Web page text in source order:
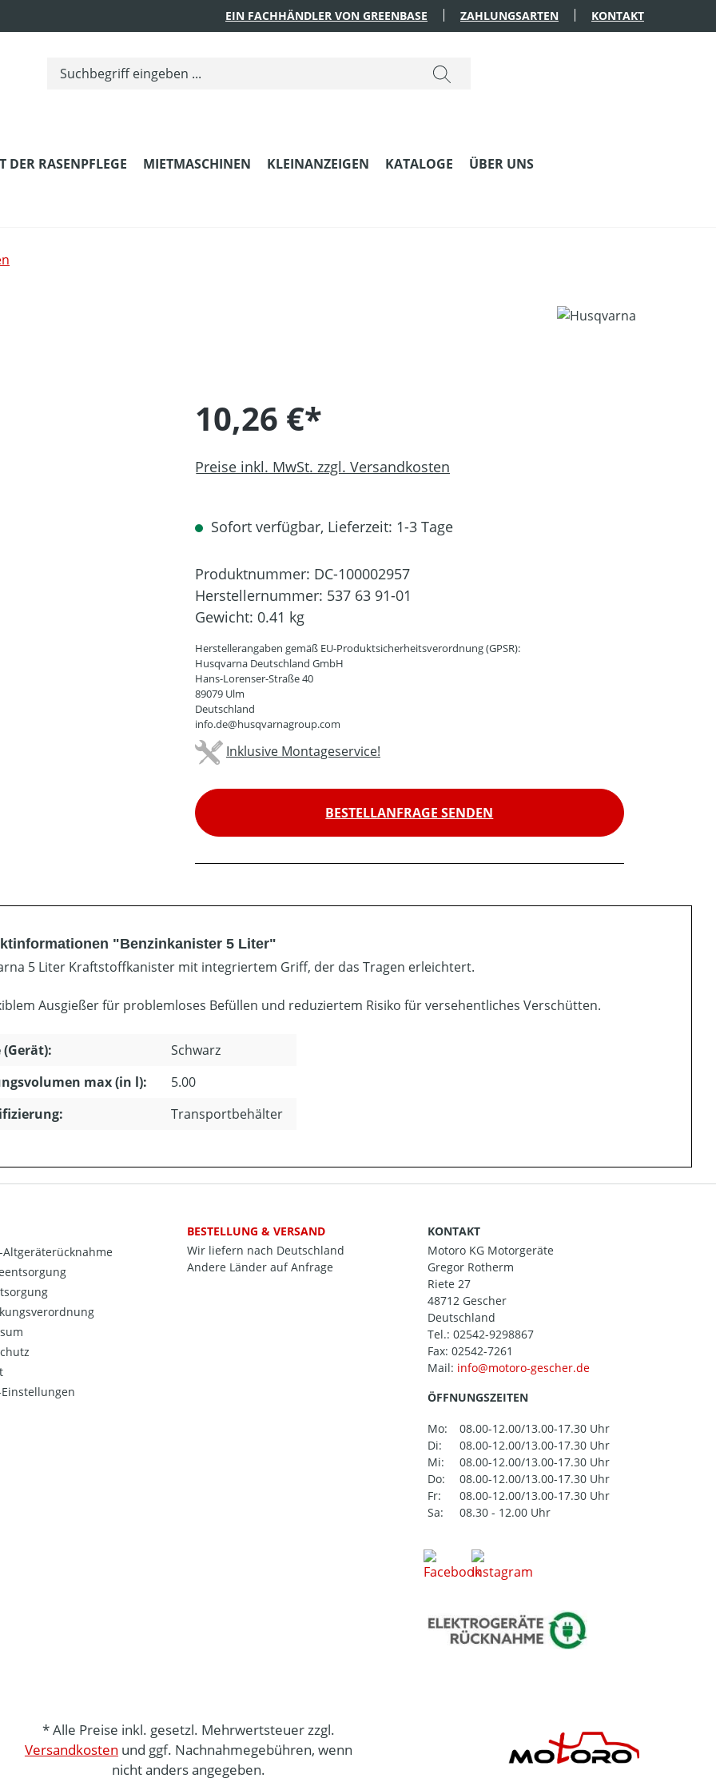
EIN FACHHÄNDLER VON GREENBASE ZAHLUNGSARTEN KONTAKT
DER RASENPFLEGE MIETMASCHINEN KLEINANZEIGEN KATALOGE ÜBER UNS
10,26 €*
Preise inkl. MwSt. zzgl. Versandkosten
Sofort verfügbar, Lieferzeit: 1-3 Tage
Produktnummer: DC-100002957
Herstellernummer: 537 63 91-01
Gewicht: 0.41 kg
Herstellerangaben gemäß EU-Produktsicherheitsverordnung (GPSR):
Husqvarna Deutschland GmbH
Hans-Lorenser-Straße 40
89079 Ulm
Deutschland
info.de@husqvarnagroup.com
Inklusive Montageservice!
BESTELLANFRAGE SENDEN
"Benzinkanister 5 Liter"
5 Liter Kraftstoffkanister mit integriertem Griff, der das Tragen erleichtert.
Ausgießer für problemloses Befüllen und reduziertem Risiko für versehentliches Verschütten.
(Gerät):
Schwarz
max (in l):
5.00
Transportbehälter
Altgeräterücknahme
Einstellungen
BESTELLUNG & VERSAND
Wir liefern nach Deutschland
Andere Länder auf Anfrage
KONTAKT
Motoro KG Motorgeräte
Gregor Rotherm
Riete 27
48712 Gescher
Deutschland
Tel.: 02542-9298867
Fax: 02542-7261
Mail:
ÖFFNUNGSZEITEN
Mo:
08.00-12.00/13.00-17.30 Uhr
Di:
08.00-12.00/13.00-17.30 Uhr
Mi:
08.00-12.00/13.00-17.30 Uhr
Do:
08.00-12.00/13.00-17.30 Uhr
Fr:
08.00-12.00/13.00-17.30 Uhr
Sa:
08.30 - 12.00 Uhr
* Alle Preise inkl. gesetzl. Mehrwertsteuer zzgl.
Versandkosten und ggf. Nachnahmegebühren, wenn
nicht anders angegeben.